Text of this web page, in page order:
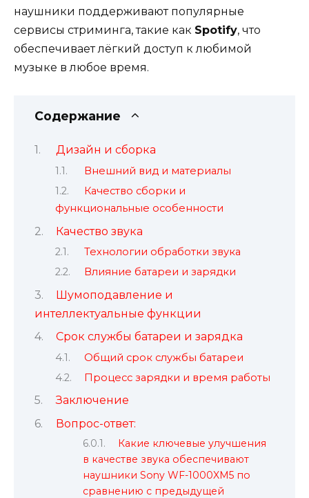
наушники поддерживают популярные
сервисы стриминга, такие как Spotify, что
обеспечивает лёгкий доступ к любимой
музыке в любое время.
Содержание
Дизайн и сборка
Внешний вид и материалы
Качество сборки и
функциональные особенности
Качество звука
Технологии обработки звука
Влияние батареи и зарядки
Шумоподавление и
интеллектуальные функции
Срок службы батареи и зарядка
Общий срок службы батареи
Процесс зарядки и время работы
Заключение
Вопрос-ответ:
Какие ключевые улучшения
в качестве звука обеспечивают
наушники Sony WF-1000XM5 по
сравнению с предыдущей